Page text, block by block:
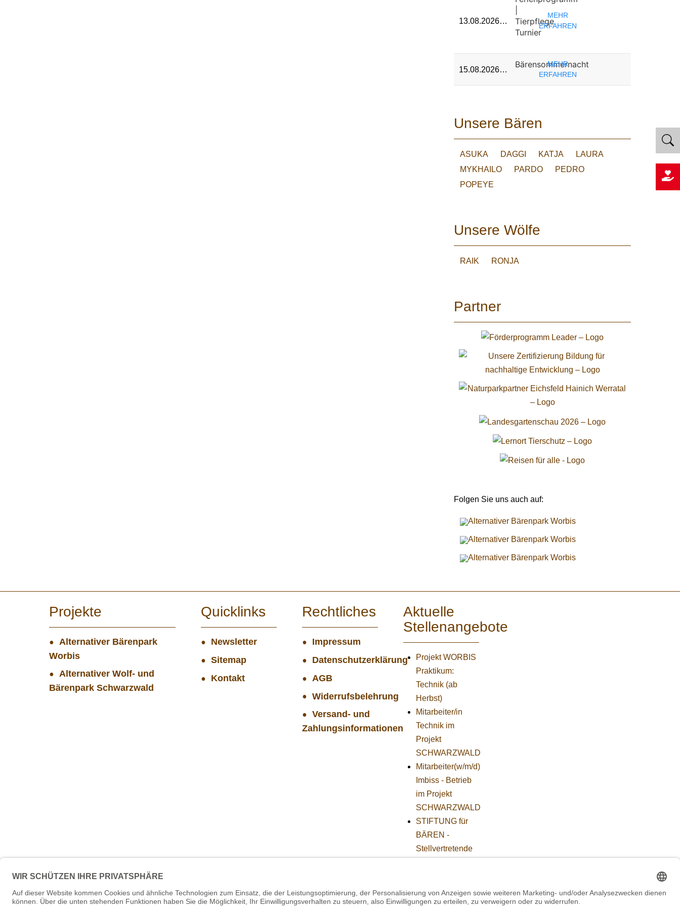
13.08.2026…
Tierpflege
Turnier
MEHR
ERFAHREN
15.08.2026… Bärensommernacht
MEHR
ERFAHREN
Unsere Bären
ASUKA DAGGI KATJA
LAURA
MYKHAILO
PARDO
PEDRO
POPEYE
Unsere Wölfe
RAIK RONJA
Partner
Folgen Sie uns auch auf:
Projekte
Alternativer Bärenpark
Worbis
Alternativer Wolf- und
Bärenpark Schwarzwald
Quicklinks
Newsletter
Sitemap
Kontakt
Rechtliches
Impressum
Datenschutzerklärung
AGB
Widerrufsbelehrung
Versand- und
Zahlungsinformationen
Aktuelle
Stellenangebote
Projekt WORBIS
Praktikum:
Technik (ab
Herbst)
Mitarbeiter/in
Technik im
Projekt
SCHWARZWALD
Mitarbeiter(w/m/d)
Imbiss - Betrieb
im Projekt
SCHWARZWALD
STIFTUNG für
BÄREN -
Stellvertretende
Projekt WORBIS
Mitarbeiter*in